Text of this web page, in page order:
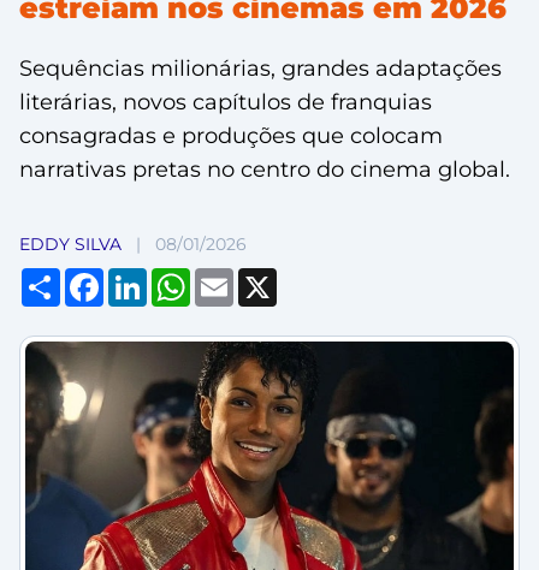
estreiam nos cinemas em 2026
Sequências milionárias, grandes adaptações
literárias, novos capítulos de franquias
consagradas e produções que colocam
narrativas pretas no centro do cinema global.
EDDY SILVA | 08/01/2026
Compartilhar
Facebook
LinkedInWhatsApp
Email